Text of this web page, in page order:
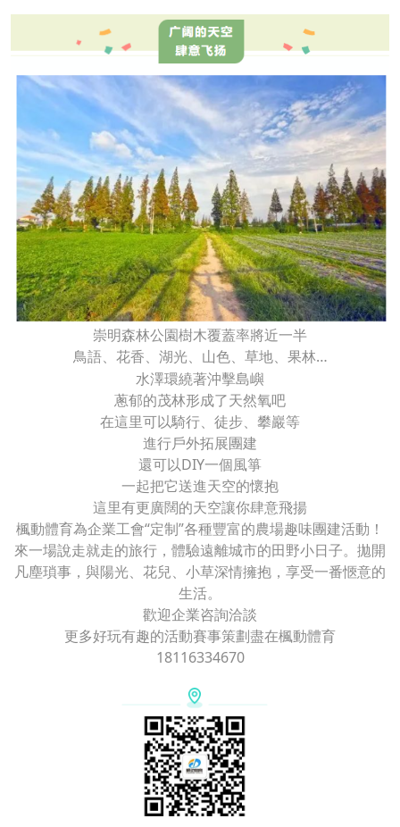
崇明森林公園樹木覆蓋率將近一半
鳥語、花香、湖光、山色、草地、果林…
水澤環繞著沖擊島嶼
蔥郁的茂林形成了天然氧吧
在這里可以騎行、徒步、攀巖等
進行戶外拓展團建
還可以DIY一個風箏
一起把它送進天空的懷抱
這里有更廣闊的天空讓你肆意飛揚
楓動體育為企業工會“定制”各種豐富的農場趣味團建活動！
來一場說走就走的旅行，體驗遠離城市的田野小日子。拋開
凡塵瑣事，與陽光、花兒、小草深情擁抱，享受一番愜意的
生活。
歡迎企業咨詢洽談
更多好玩有趣的活動賽事策劃盡在楓動體育
18116334670